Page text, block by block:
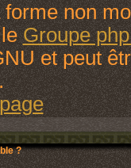
non
leGroupe
et peut
?